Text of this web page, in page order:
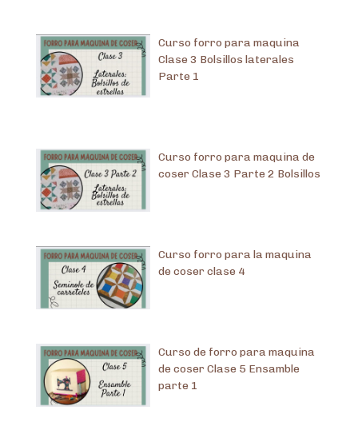
Curso forro para maquina
Clase 3 Bolsillos laterales
Parte 1
Curso forro para maquina de
coser Clase 3 Parte 2 Bolsillos
Curso forro para la maquina
de coser clase 4
Curso de forro para maquina
de coser Clase 5 Ensamble
parte 1